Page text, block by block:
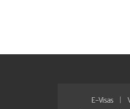
E-Visas